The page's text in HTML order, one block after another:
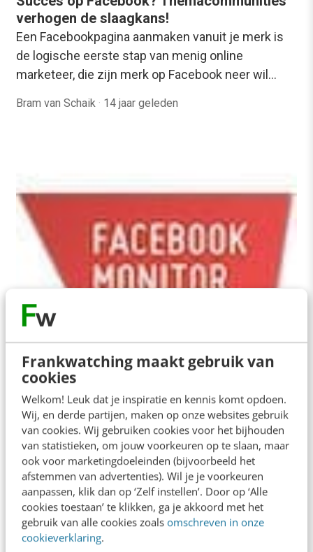
Frankwatching maakt gebruik van
cookies
Welkom! Leuk dat je inspiratie en kennis komt opdoen.
Wij, en derde partijen, maken op onze websites gebruik
van cookies. Wij gebruiken cookies voor het bijhouden
van statistieken, om jouw voorkeuren op te slaan, maar
ook voor marketingdoeleinden (bijvoorbeeld het
afstemmen van advertenties). Wil je je voorkeuren
aanpassen, klik dan op ‘Zelf instellen’. Door op ‘Alle
cookies toestaan’ te klikken, ga je akkoord met het
gebruik van alle cookies zoals omschreven in onze
cookieverklaring.
verhogen de slaagkans!
Een Facebookpagina aanmaken vanuit je merk is
de logische eerste stap van menig online
marketeer, die zijn merk op Facebook neer wil…
Bram van Schaik · 14 jaar geleden
ALLE ARTIKELEN
Facebook Monitor: Bavaria sterkste stijger,
In samenwerking met Frankwatching doen we
maandelijks verslag van de verschuivingen in de
top 100 Nederlandse Facebookpagina’s en
belichten we bovendien de…
Marcel van der Heijden 14 jaar geleden